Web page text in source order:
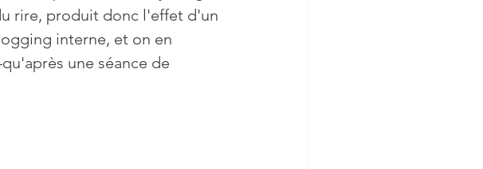
rire, produit donc l'effet d'un
interne, et on en
une séance de